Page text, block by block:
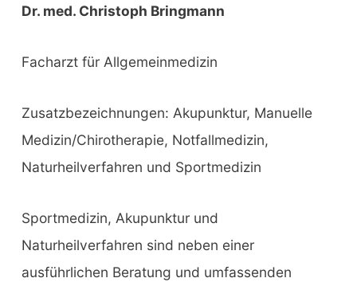
Dr. med. Christoph Bringmann
Facharzt für Allgemeinmedizin
Zusatzbezeichnungen: Akupunktur, Manuelle
Medizin/Chirotherapie, Notfallmedizin,
Naturheilverfahren und Sportmedizin
Sportmedizin, Akupunktur und
Naturheilverfahren sind neben einer
ausführlichen Beratung und umfassenden